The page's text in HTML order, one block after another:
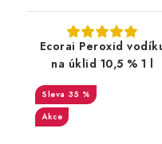
Ecorai Peroxid
na úklid 10,5 % 1 l
35 %
Akce